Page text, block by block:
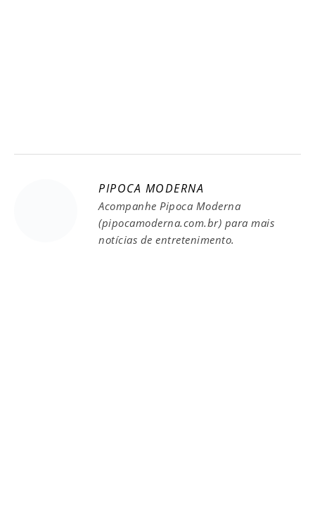
PIPOCA MODERNA
Acompanhe Pipoca Moderna
(pipocamoderna.com.br) para mais
notícias de entretenimento.